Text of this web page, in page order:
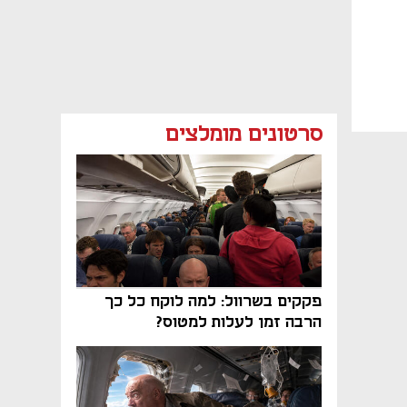
סרטונים מומלצים
פקקים בשרוול: למה לוקח כל כך
הרבה זמן לעלות למטוס?